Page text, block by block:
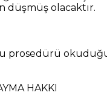
düşmüş olacaktır.
prosedürü
HAKKI